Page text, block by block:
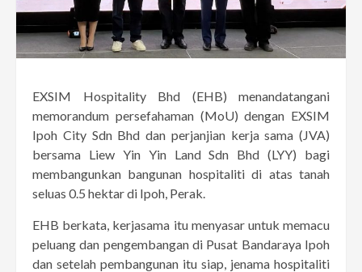
EXSIM Hospitality Bhd (EHB) menandatangani
memorandum persefahaman (MoU) dengan EXSIM
Ipoh City Sdn Bhd dan perjanjian kerja sama (JVA)
bersama Liew Yin Yin Land Sdn Bhd (LYY) bagi
membangunkan bangunan hospitaliti di atas tanah
seluas 0.5 hektar di Ipoh, Perak.
EHB berkata, kerjasama itu menyasar untuk memacu
peluang dan pengembangan di Pusat Bandaraya Ipoh
dan setelah pembangunan itu siap, jenama hospitaliti